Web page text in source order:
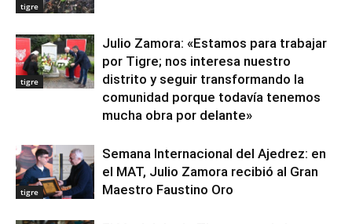
tigre
tigre
Julio Zamora: «Estamos para trabajar
por Tigre; nos interesa nuestro
distrito y seguir transformando la
comunidad porque todavía tenemos
mucha obra por delante»
tigre
Semana Internacional del Ajedrez: en
el MAT, Julio Zamora recibió al Gran
Maestro Faustino Oro